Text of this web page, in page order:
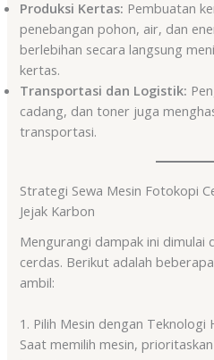
Produksi Kertas: Pembuatan
penebangan pohon, air, dan
berlebihan secara langsung
kertas.
Transportasi dan Logistik:
cadang, dan toner juga
transportasi.
Strategi Sewa Mesin Fotokopi
Jejak Karbon
Mengurangi dampak ini dimulai
cerdas. Berikut adalah
ambil:
1. Pilih Mesin dengan Teknologi
Saat memilih mesin,